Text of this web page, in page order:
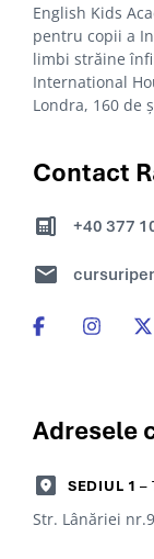
English Kids
pentru copii a
limbi străine
International
Londra, 160 de
Contact
+40 377
Adresele
SEDIUL 1 –
Str. Lânăriei